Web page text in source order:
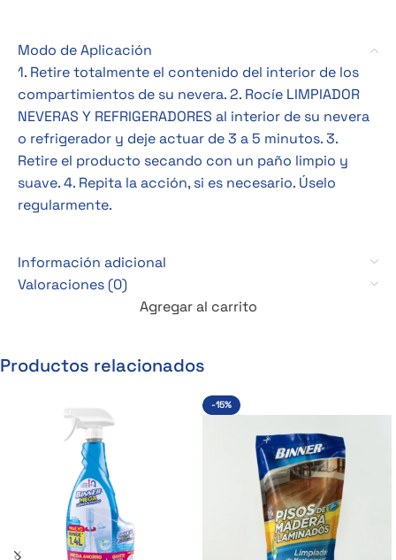
Modo de Aplicación
1. Retire totalmente el contenido del interior de los
compartimientos de su nevera. 2. Rocíe LIMPIADOR
NEVERAS Y REFRIGERADORES al interior de su nevera
o refrigerador y deje actuar de 3 a 5 minutos. 3.
Retire el producto secando con un paño limpio y
suave. 4. Repita la acción, si es necesario. Úselo
regularmente.
Información adicional
Valoraciones (0)
Agregar al carrito
Productos relacionados
-15%